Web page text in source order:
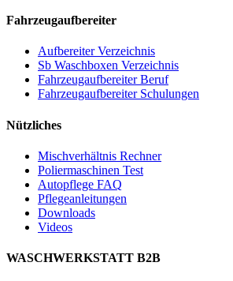
Fahrzeugaufbereiter
Aufbereiter Verzeichnis
Sb Waschboxen Verzeichnis
Fahrzeugaufbereiter Beruf
Fahrzeugaufbereiter Schulungen
Nützliches
Mischverhältnis Rechner
Poliermaschinen Test
Autopflege FAQ
Pflegeanleitungen
Downloads
Videos
WASCHWERKSTATT B2B